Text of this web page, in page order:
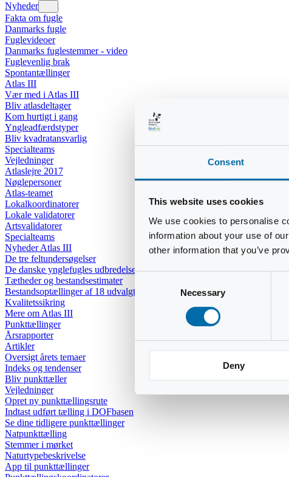
Consent
This website uses cookies
We use cookies to personalise
information about your use of
other information that you’ve
Selection
Necessary
Deny
Nyheder
Fakta om fugle
Danmarks fugle
Fuglevideoer
Danmarks fuglestemmer - video
Fuglevenlig brak
Spontantællinger
Atlas III
Vær med i Atlas III
Bliv atlasdeltager
Kom hurtigt i gang
Yngleadfærdstyper
Bliv kvadratansvarlig
Specialteams
Vejledninger
Atlaslejre 2017
Nøglepersoner
Atlas-teamet
Lokalkoordinatorer
Lokale validatorer
Artsvalidatorer
Specialteams
Nyheder Atlas III
De tre feltundersøgelser
De danske ynglefugles udbredelse
Tætheder og bestandsestimater
Bestandsoptællinger af 18 udvalgte arter
Kvalitetssikring
Mere om Atlas III
Punkttællinger
Årsrapporter
Artikler
Oversigt årets temaer
Indeks og tendenser
Bliv punkttæller
Vejledninger
Opret ny punkttællingsrute
Indtast udført tælling i DOFbasen
Se dine tidligere punkttællinger
Natpunkttælling
Stemmer i mørket
Naturtypebeskrivelse
App til punkttællinger